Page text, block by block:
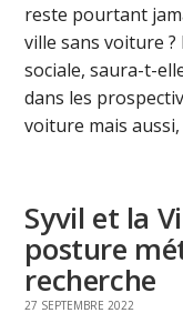
reste pourtant
ville sans voiture
sociale, saura-t-
dans les
voiture mais aussi,
Syvil et la
posture
recherche
27 SEPTEMBRE 2022